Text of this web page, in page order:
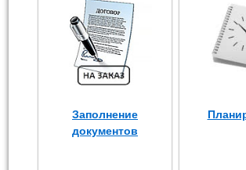
Заполнение
документов